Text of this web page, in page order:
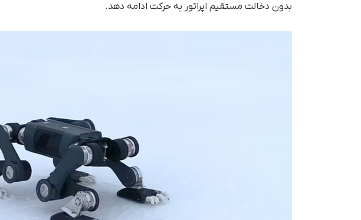
بدون دخالت مستقیم اپراتور به حرکت ادامه دهد.